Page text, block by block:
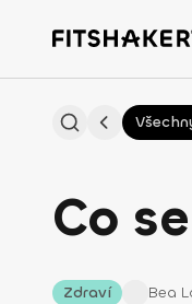
Co
Zdraví Bea